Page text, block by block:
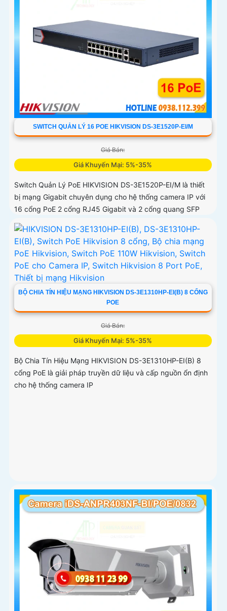
SWITCH QUẢN LÝ 16 POE HIKVISION DS-3E1520P-EI/M
Giá Bán:
Giá Khuyến Mại: 5%-35%
Switch Quản Lý PoE HIKVISION DS-3E1520P-EI/M là thiết
bị mạng Gigabit chuyên dụng cho hệ thống camera IP với
16 cổng PoE 2 cổng RJ45 Gigabit và 2 cổng quang SFP
BỘ CHIA TÍN HIỆU MẠNG HIKVISION DS-3E1310HP-EI(B) 8 CỔNG
POE
Giá Bán:
Giá Khuyến Mại: 5%-35%
Bộ Chia Tín Hiệu Mạng HIKVISION DS-3E1310HP-EI(B) 8
cổng PoE là giải pháp truyền dữ liệu và cấp nguồn ổn định
cho hệ thống camera IP